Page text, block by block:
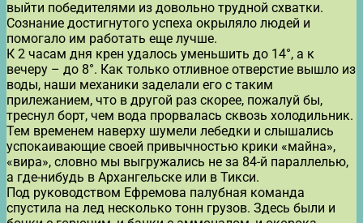
выйти победителями из довольно трудной схватки.
Сознание достигнутого успеха окрыляло людей и
помогало им работать еще лучше.
К 2 часам дня крен удалось уменьшить до 14°, а к
вечеру – до 8°. Как только отливное отверстие вышло из
воды, наши механики заделали его с таким
прилежанием, что в другой раз скорее, пожалуй бы,
треснул борт, чем вода прорвалась сквозь холодильник.
Тем временем наверху шумели лебедки и слышались
успокаивающие своей привычностью крики «майна»,
«вира», словно мы выгружались не за 84-й параллелью,
а где-нибудь в Архангельске или в Тикси.
Под руководством Ефремова палубная команда
спустила на лед несколько тонн грузов. Здесь были и